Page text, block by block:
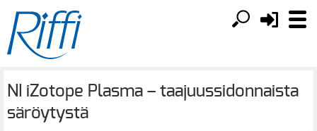
NI iZotope Plasma – taajuussidonnaista
säröytystä